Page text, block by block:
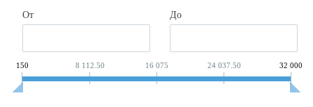
От До
150 8 112.50 16 075 24 037.50 32 000